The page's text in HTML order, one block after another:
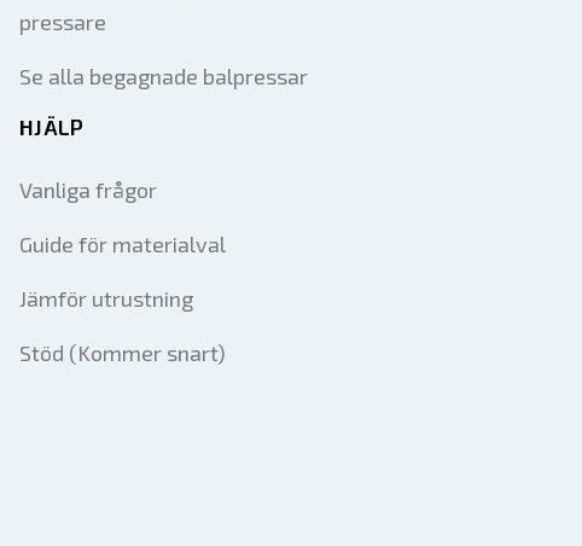
pressare
Se alla begagnade balpressar
HJÄLP
Vanliga frågor
Guide för materialval
Jämför utrustning
Stöd (Kommer snart)